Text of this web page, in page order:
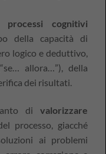
processi cognitivi
della capacità di
logico e deduttivo,
allora…”), della
dei risultati.
di valorizzare
processo, giacché
ai problemi